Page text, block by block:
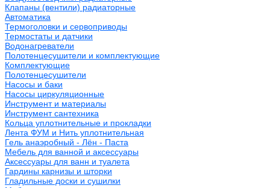
Клапаны (вентили) радиаторные
Автоматика
Термоголовки и сервоприводы
Термостаты и датчики
Водонагреватели
Полотенцесушители и комплектующие
Комплектующие
Полотенцесушители
Насосы и баки
Насосы циркуляционные
Инструмент и материалы
Инструмент сантехника
Кольца уплотнительные и прокладки
Лента ФУМ и Нить уплотнительная
Гель анаэробный - Лён - Паста
Мебель для ванной и аксессуары
Аксессуары для ванн и туалета
Гардины карнизы и шторки
Гладильные доски и сушилки